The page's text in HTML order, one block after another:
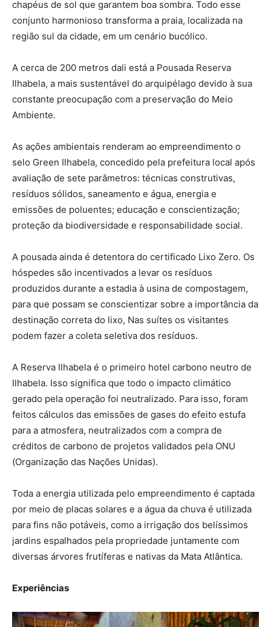
chapéus de sol que garantem boa sombra. Todo esse
conjunto harmonioso transforma a praia, localizada na
região sul da cidade, em um cenário bucólico.
A cerca de 200 metros dali está a Pousada Reserva
Ilhabela, a mais sustentável do arquipélago devido à sua
constante preocupação com a preservação do Meio
Ambiente.
As ações ambientais renderam ao empreendimento o
selo Green Ilhabela, concedido pela prefeitura local após
avaliação de sete parâmetros: técnicas construtivas,
resíduos sólidos, saneamento e água, energia e
emissões de poluentes; educação e conscientização;
proteção da biodiversidade e responsabilidade social.
A pousada ainda é detentora do certificado Lixo Zero. Os
hóspedes são incentivados a levar os resíduos
produzidos durante a estadia à usina de compostagem,
para que possam se conscientizar sobre a importância da
destinação correta do lixo, Nas suítes os visitantes
podem fazer a coleta seletiva dos resíduos.
A Reserva Ilhabela é o primeiro hotel carbono neutro de
Ilhabela. Isso significa que todo o impacto climático
gerado pela operação foi neutralizado. Para isso, foram
feitos cálculos das emissões de gases do efeito estufa
para a atmosfera, neutralizados com a compra de
créditos de carbono de projetos validados pela ONU
(Organização das Nações Unidas).
Toda a energia utilizada pelo empreendimento é captada
por meio de placas solares e a água da chuva é utilizada
para fins não potáveis, como a irrigação dos belíssimos
jardins espalhados pela propriedade juntamente com
diversas árvores frutíferas e nativas da Mata Atlântica.
Experiências